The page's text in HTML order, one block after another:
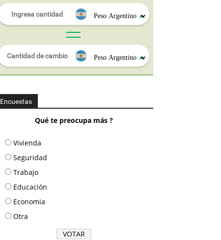
Encuestas
Qué te preocupa más ?
Vivienda
Seguridad
Trabajo
Educación
Economia
Otra